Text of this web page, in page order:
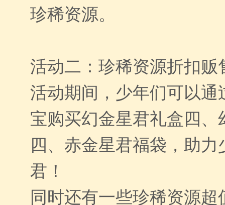
珍稀资源。
活动二：珍稀资源折扣贩
活动期间，少年们可以
宝购买幻金星君礼盒四
四、赤金星君福袋，助
君！
同时还有一些珍稀资源